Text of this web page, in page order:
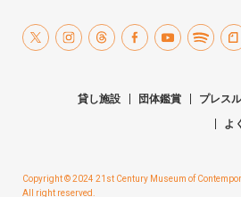
Copyright © 2024 21st Century Museum of
All right reserved.
貸し施設 団体鑑賞 プレス
よ